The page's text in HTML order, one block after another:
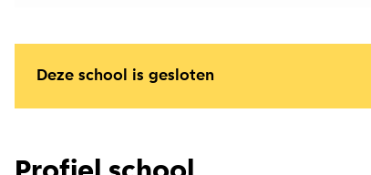
Deze school is gesloten